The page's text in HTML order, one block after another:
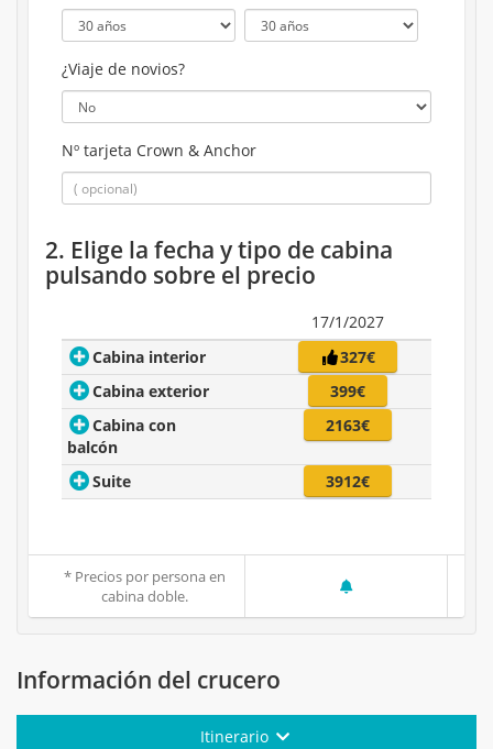
¿Viaje de novios?
Nº tarjeta Crown & Anchor
2. Elige la fecha y tipo de cabina
pulsando sobre el precio
17/1/2027
Cabina interior
327€
Cabina exterior
399€
Cabina con
balcón
2163€
Suite 3912€
* Precios por persona en
cabina doble.
Información del crucero
Itinerario